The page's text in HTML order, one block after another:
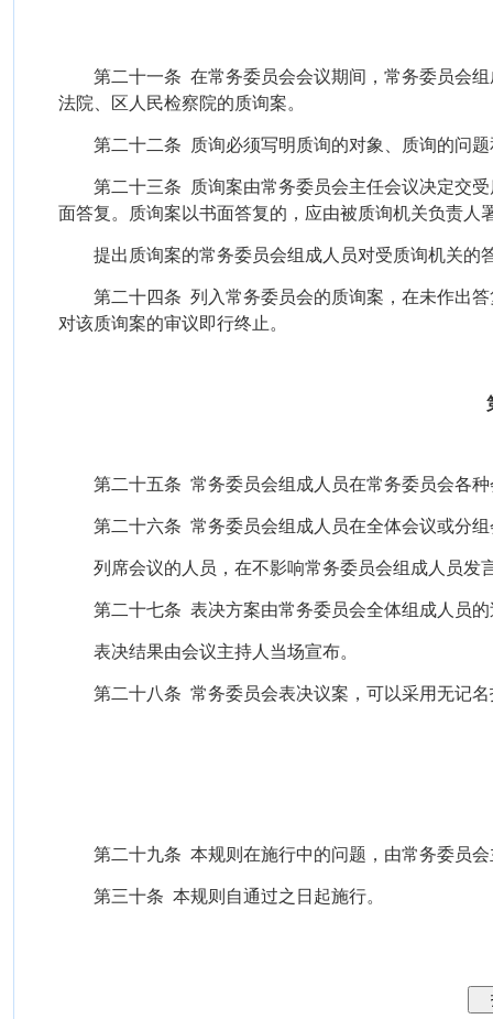
第二十一条 在常务委员会会议期间，常务委员会
法院、区人民检察院的质询案。
第二十二条 质询必须写明质询的对象、质询的问
第二十三条
质询案由常务委员会主任会议决定交
面答复。质询案以书面答复的，应由被质询机关负责人
提出质询案的常务委员会组成人员对受质询机关
第二十四条 列入常务委员会的质询案，在未作出
对该质询案的审议即行终止。
第二十五条 常务委员会组成人员在常务委员会各
第二十六条 常务委员会组成人员在全体会议或分
列席会议的人员，在不影响常务委员会组成人员
第二十七条 表决方案由常务委员会全体组成人员
表决结果由会议主持人当场宣布。
第二十八条 常务委员会表决议案，可以采用无记
第二十九条 本规则在施行中的问题，由常务委员
第三十条 本规则自通过之日起施行。